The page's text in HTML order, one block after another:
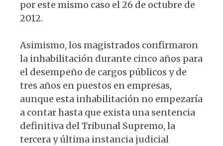
por este mismo caso el 26 de octubre de
2012.
Asimismo, los magistrados confirmaron
la inhabilitación durante cinco años para
el desempeño de cargos públicos y de
tres años en puestos en empresas,
aunque esta inhabilitación no empezaría
a contar hasta que exista una sentencia
definitiva del Tribunal Supremo, la
tercera y última instancia judicial